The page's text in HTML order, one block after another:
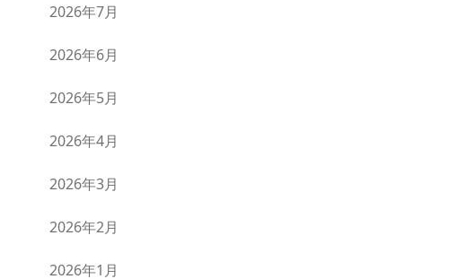
2026年7月
2026年6月
2026年5月
2026年4月
2026年3月
2026年2月
2026年1月